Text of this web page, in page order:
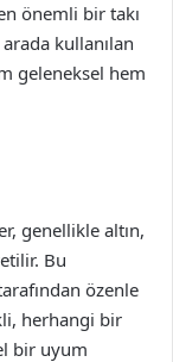
önemli bir takı
kullanılan
geleneksel hem
genellikle altın,
Bu
özenle
herhangi bir
bir uyum